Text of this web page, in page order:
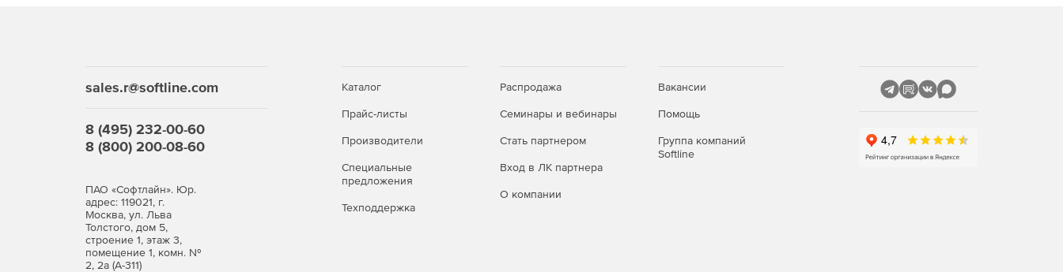
sales.r@softline.com
8 (495) 232-00-60
8 (800) 200-08-60
ПАО «Софтлайн». Юр.
адрес: 119021, г.
Москва, ул. Льва
Толстого, дом 5,
строение 1, этаж 3,
помещение 1, комн. №
2, 2а (А-311)
Каталог
Прайс-листы
Производители
Специальные
предложения
Техподдержка
Распродажа
Семинары и вебинары
Стать партнером
Вход в ЛК партнера
О компании
Вакансии
Помощь
Группа компаний
Softline